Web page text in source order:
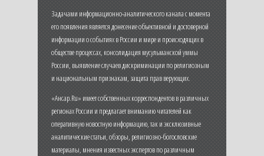
Задачами информационно-аналитического канала с момента
его появления является донесение объективной и достоверной
информации о событиях в России и мире и происходящих в
обществе процессах, консолидация мусульманской уммы
России, выявление случаев дискриминации по религиозным
и национальным признакам, защита прав верующих.
«Ансар.Ru» имеет собственных корреспондентов в различных
регионах России и предлагает вниманию читателей как
оперативную новостную информацию, так и эксклюзивные
аналитические статьи, обзоры, религиозно-богословские
материалы, мнения известных экспертов по различным